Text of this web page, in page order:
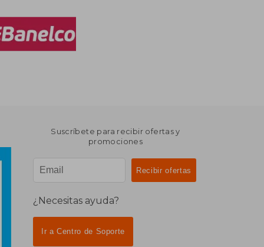
Suscríbete para recibir ofertas y
promociones
¿Necesitas ayuda?
Ir a Centro de Soporte